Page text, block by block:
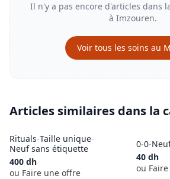
Il n'y a pas encore d'articles dans
à Imzouren.
Voir tous les soins au
Articles similaires dans la
Rituals-Taille unique-
Neuf sans étiquette
400 dh
ou Faire une offre
0-0-
40 dh
ou